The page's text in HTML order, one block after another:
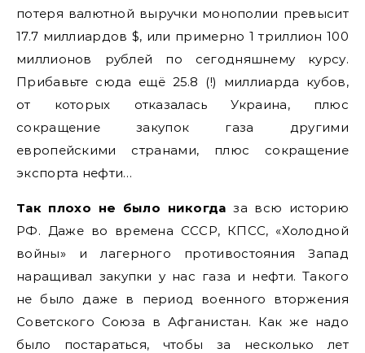
потеря валютной выручки монополии превысит
17.7 миллиардов $, или примерно 1 триллион 100
миллионов рублей по сегодняшнему курсу.
Прибавьте сюда ещё 25.8 (!) миллиарда кубов,
от которых отказалась Украина, плюс
сокращение закупок газа другими
европейскими странами, плюс сокращение
экспорта нефти…
Так плохо не было никогда за всю историю
РФ. Даже во времена СССР, КПСС, «Холодной
войны» и лагерного противостояния Запад
наращивал закупки у нас газа и нефти. Такого
не было даже в период военного вторжения
Советского Союза в Афганистан. Как же надо
было постараться, чтобы за несколько лет